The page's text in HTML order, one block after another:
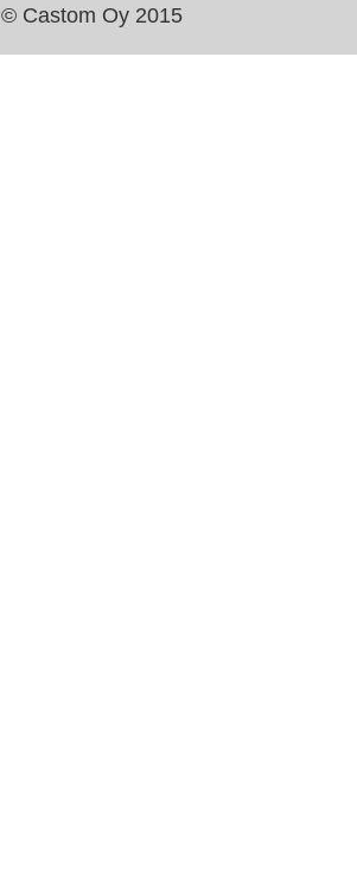
© Castom Oy 2015